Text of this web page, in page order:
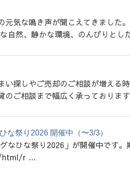
気な鳴き声が聞こえてきました
自然、静かな環境、のんびりと
探しやご売却のご相談が増える
のご相談まで幅広く承っておりま
な祭り2026 開催中（〜3/3）
なひな祭り2026」が開催中です
html/r …